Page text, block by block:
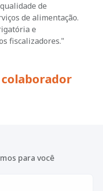
de
de alimentação.
e
fiscalizadores."
colaborador
para você